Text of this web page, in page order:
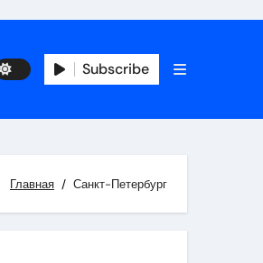
врачи
Subscribe
Главная Санкт-Петербург